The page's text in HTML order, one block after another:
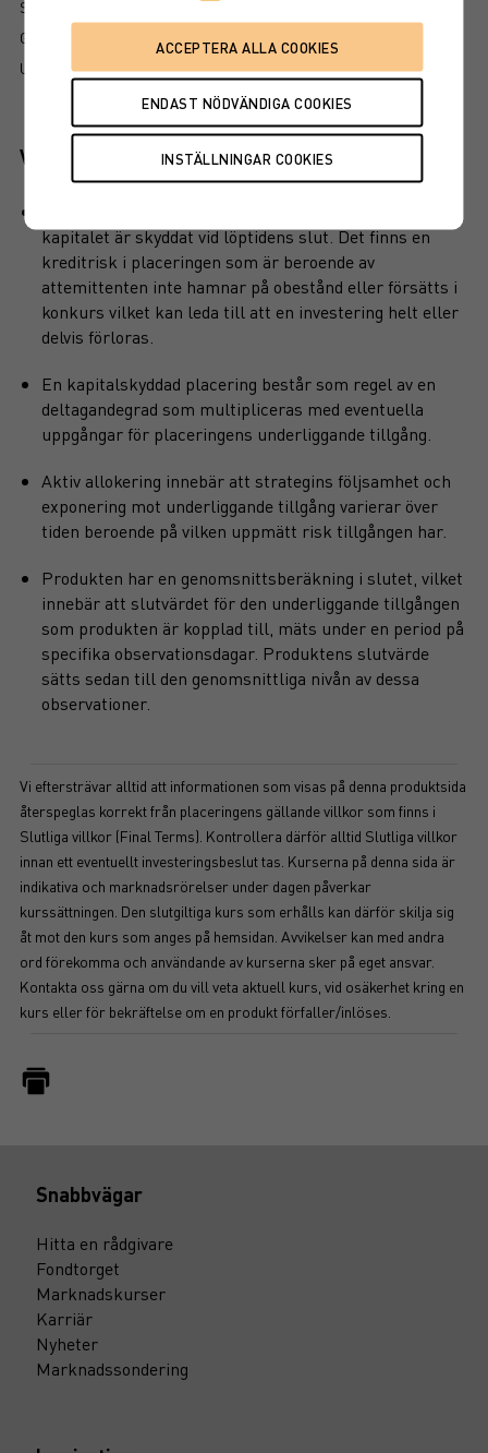
SÅ LÄSER DU FAKTABLADET
GRUNDPROSPEKT
UTSKRIFT
Viktiga egenskaper
kapitalet är skyddat vid löptidens slut. Det finns en
kreditrisk i placeringen som är beroende av
attemittenten inte hamnar på obestånd eller försätts i
konkurs vilket kan leda till att en investering helt eller
delvis förloras.
En kapitalskyddad placering består som regel av en
deltagandegrad som multipliceras med eventuella
uppgångar för placeringens underliggande tillgång.
Aktiv allokering innebär att strategins följsamhet och
exponering mot underliggande tillgång varierar över
tiden beroende på vilken uppmätt risk tillgången har.
Produkten har en genomsnittsberäkning i slutet, vilket
innebär att slutvärdet för den underliggande tillgången
som produkten är kopplad till, mäts under en period på
specifika observationsdagar. Produktens slutvärde
sätts sedan till den genomsnittliga nivån av dessa
observationer.
Vi eftersträvar alltid att informationen som visas på denna produktsida
återspeglas korrekt från placeringens gällande villkor som finns i
Slutliga villkor (Final Terms). Kontrollera därför alltid Slutliga villkor
innan ett eventuellt investeringsbeslut tas. Kurserna på denna sida är
indikativa och marknadsrörelser under dagen påverkar
kurssättningen. Den slutgiltiga kurs som erhålls kan därför skilja sig
åt mot den kurs som anges på hemsidan. Avvikelser kan med andra
ord förekomma och användande av kurserna sker på eget ansvar.
Kontakta oss gärna om du vill veta aktuell kurs, vid osäkerhet kring en
kurs eller för bekräftelse om en produkt förfaller/inlöses.
Snabbvägar
Hitta en rådgivare
Fondtorget
Marknadskurser
Karriär
Nyheter
Marknadssondering